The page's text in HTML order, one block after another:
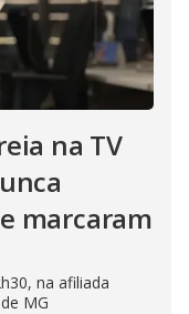
na TV
marcaram
na afiliada
MG